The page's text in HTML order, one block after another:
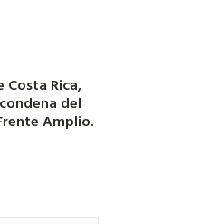
Costa Rica,
del
Amplio.